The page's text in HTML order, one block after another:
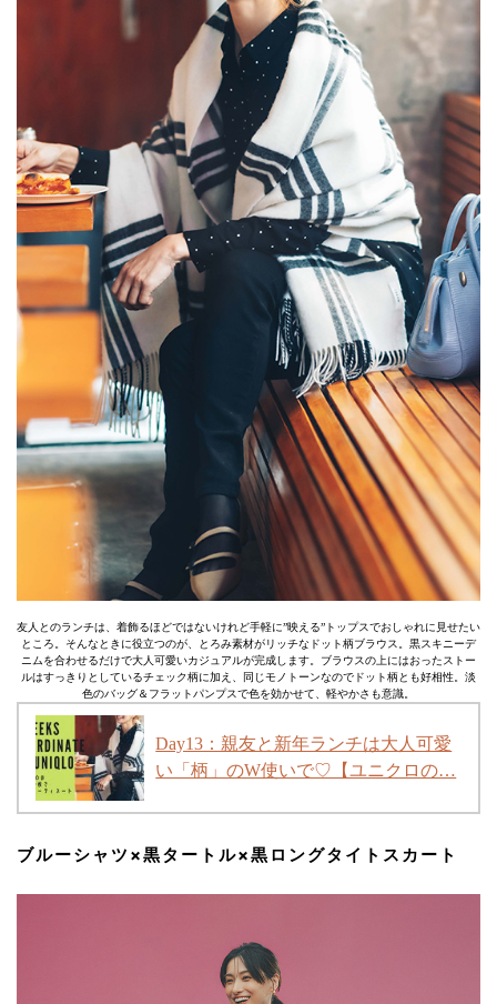
友人とのランチは、着飾るほどではないけれど手軽に”映える”トップスでおしゃれに見せたい
ところ。そんなときに役立つのが、とろみ素材がリッチなドット柄ブラウス。黒スキニーデ
ニムを合わせるだけで大人可愛いカジュアルが完成します。ブラウスの上にはおったストー
ルはすっきりとしているチェック柄に加え、同じモノトーンなのでドット柄とも好相性。淡
色のバッグ＆フラットパンプスで色を効かせて、軽やかさも意識。
Day13：親友と新年ランチは大人可愛
い「柄」のW使いで♡【ユニクロの…
ブルーシャツ×黒タートル×黒ロングタイトスカート